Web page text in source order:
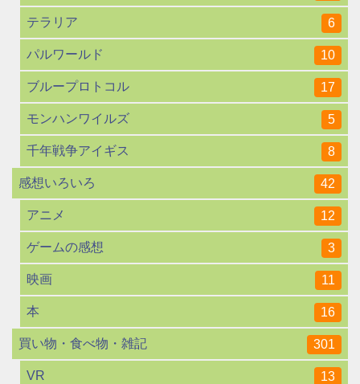
テラリア 6
パルワールド 10
ブループロトコル 17
モンハンワイルズ 5
千年戦争アイギス 8
感想いろいろ 42
アニメ 12
ゲームの感想 3
映画 11
本 16
買い物・食べ物・雑記 301
VR 13